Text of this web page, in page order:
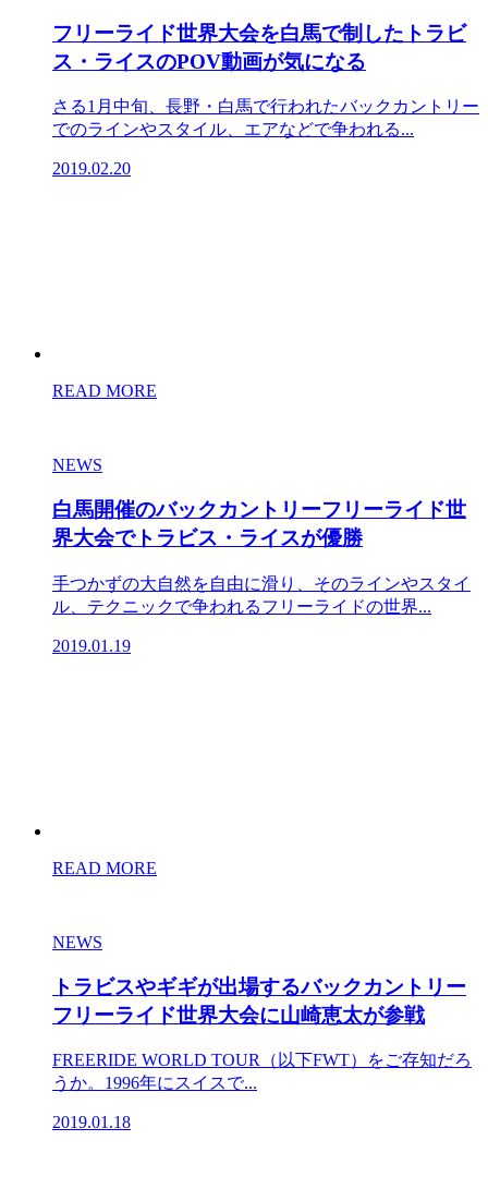
フリーライド世界大会を白馬で制したトラビ
ス・ライスのPOV動画が気になる
さる1月中旬、長野・白馬で行われたバックカントリー
でのラインやスタイル、エアなどで争われる...
2019.02.20
READ MORE
NEWS
白馬開催のバックカントリーフリーライド世
界大会でトラビス・ライスが優勝
手つかずの大自然を自由に滑り、そのラインやスタイ
ル、テクニックで争われるフリーライドの世界...
2019.01.19
READ MORE
NEWS
トラビスやギギが出場するバックカントリー
フリーライド世界大会に山崎恵太が参戦
FREERIDE WORLD TOUR（以下FWT）をご存知だろ
うか。1996年にスイスで...
2019.01.18